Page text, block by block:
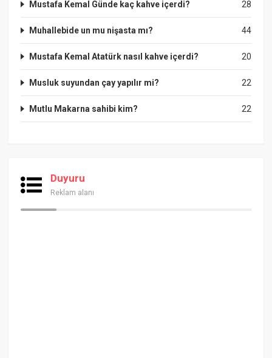
28
Mustafa Kemal Günde kaç kahve içerdi?
44
Muhallebide un mu nişasta mı?
20
Mustafa Kemal Atatürk nasıl kahve içerdi?
22
Musluk suyundan çay yapılır mi?
22
Mutlu Makarna sahibi kim?
Duyuru
Reklam alanı